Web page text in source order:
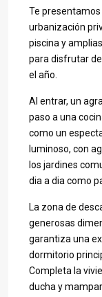
Te
urbanización
piscina y
para disfrutar
el año.
Al entrar, un
paso a una
como un
luminoso, con
los jardines
dia a dia como
La zona de
generosas
garantiza una
dormitorio
Completa la
ducha y